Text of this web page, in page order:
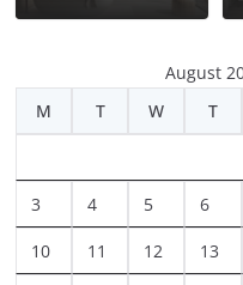
August
M
T W T
3 4 5 6
10 11 12 13